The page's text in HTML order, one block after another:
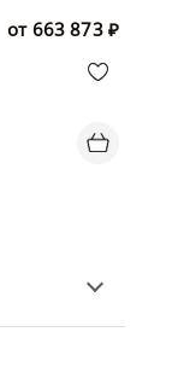
от 663 873 ₽